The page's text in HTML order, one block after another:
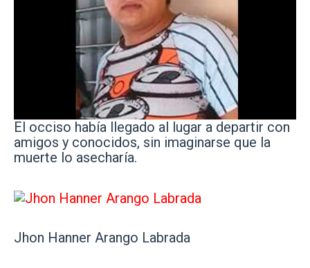
El occiso había llegado al lugar a departir con
amigos y conocidos, sin imaginarse que la
muerte lo asecharía.
Jhon Hanner Arango Labrada